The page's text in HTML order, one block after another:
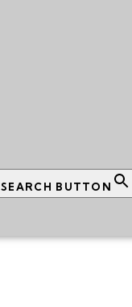
SEARCH BUTTON